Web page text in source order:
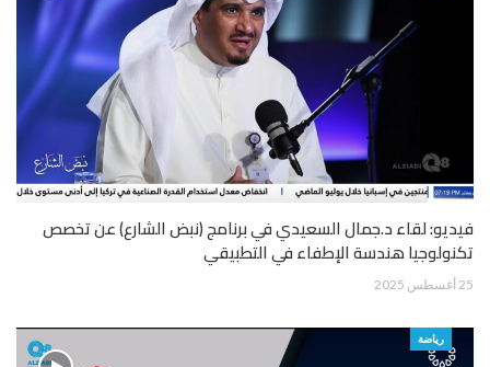
فيديو: لقاء د.جمال السعيدي في برنامج (نبض الشارع) عن تخصص
تكنولوجيا هندسة الإطفاء في التطبيقي
25 أغسطس 2025
رياضة